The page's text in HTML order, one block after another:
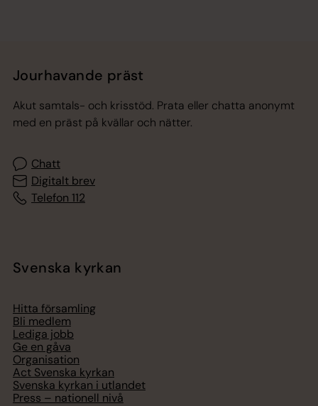
Jourhavande präst
Akut samtals- och krisstöd. Prata eller chatta anonymt
med en präst på kvällar och nätter.
Chatt
Digitalt brev
Telefon 112
Svenska kyrkan
Hitta församling
Bli medlem
Lediga jobb
Ge en gåva
Organisation
Act Svenska kyrkan
Svenska kyrkan i utlandet
Press – nationell nivå